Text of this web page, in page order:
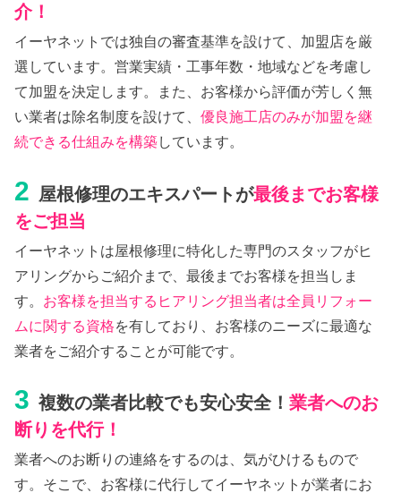
介！
イーヤネットでは独自の審査基準を設けて、加盟店を厳
選しています。営業実績・工事年数・地域などを考慮し
て加盟を決定します。また、お客様から評価が芳しく無
い業者は除名制度を設けて、優良施工店のみが加盟を継
続できる仕組みを構築しています。
2 屋根修理のエキスパートが最後までお客様
をご担当
イーヤネットは屋根修理に特化した専門のスタッフがヒ
アリングからご紹介まで、最後までお客様を担当しま
す。 お客様を担当するヒアリング担当者は全員リフォー
ムに関する資格を有しており、お客様のニーズに最適な
業者をご紹介することが可能です。
3 複数の業者比較でも安心安全！業者へのお
断りを代行！
業者へのお断りの連絡をするのは、気がひけるもので
す。そこで、お客様に代行してイーヤネットが業者にお